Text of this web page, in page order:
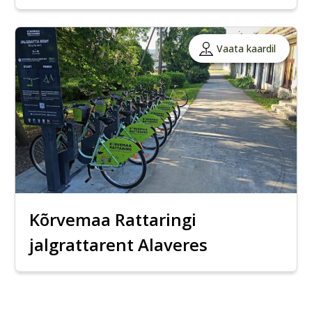
Vaata kaardil
Kõrvemaa Rattaringi
jalgrattarent Alaveres